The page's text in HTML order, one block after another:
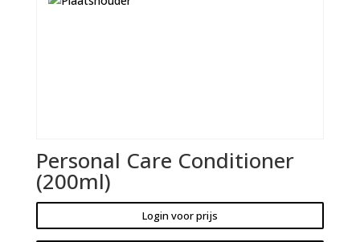
Personal Care Conditioner
(200ml)
Login voor prijs